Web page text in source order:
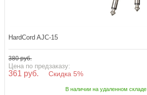
HardCord AJC-15
380 руб.
Цена по предзаказу:
361 руб. Скидка 5%
В наличии на удаленном складе